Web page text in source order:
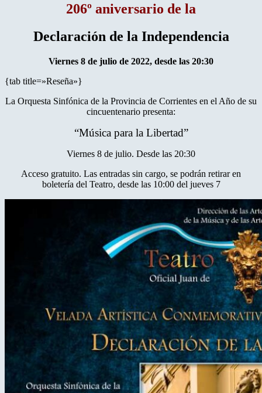
206º aniversario de la
Declaración de la Independencia
Viernes 8 de julio de 2022, desde las 20:30
{tab title=»Reseña»}
La Orquesta Sinfónica de la Provincia de Corrientes en el Año de su
cincuentenario presenta:
“Música para la Libertad”
Viernes 8 de julio. Desde las 20:30
Acceso gratuito. Las entradas sin cargo, se podrán retirar en
boletería del Teatro, desde las 10:00 del jueves 7